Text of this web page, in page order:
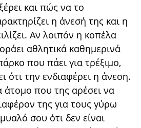
και πώς να το
η άνεσή της και η
Αν λοιπόν η κοπέλα
αθλητικά καθημερινά
που πάει για τρέξιμο,
ότι την ενδιαφέρει η άνεση.
άτομο που της αρέσει να
της για τους γύρω
σου ότι δεν είναι